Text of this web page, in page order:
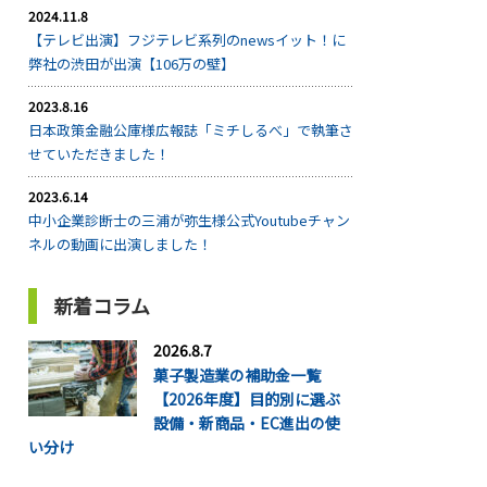
2024.11.8
【テレビ出演】フジテレビ系列のnewsイット！に
弊社の渋田が出演【106万の壁】
2023.8.16
日本政策金融公庫様広報誌「ミチしるべ」で執筆さ
せていただきました！
2023.6.14
中小企業診断士の三浦が弥生様公式Youtubeチャン
ネルの動画に出演しました！
新着コラム
2026.8.7
菓子製造業の補助金一覧
【2026年度】目的別に選ぶ
設備・新商品・EC進出の使
い分け